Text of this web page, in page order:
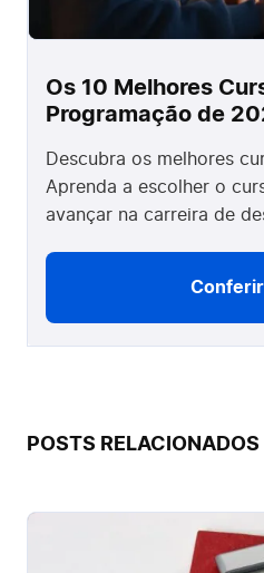
Os 10 Melhores
Programação de
Descubra os melhores
Aprenda a escolher o
avançar na carreira de
POSTS RELACIONADOS